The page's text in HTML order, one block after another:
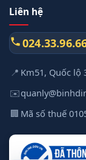
Liên hệ
📍 Km51, Quốc lộ
✉️
🏢 Mã số thuế